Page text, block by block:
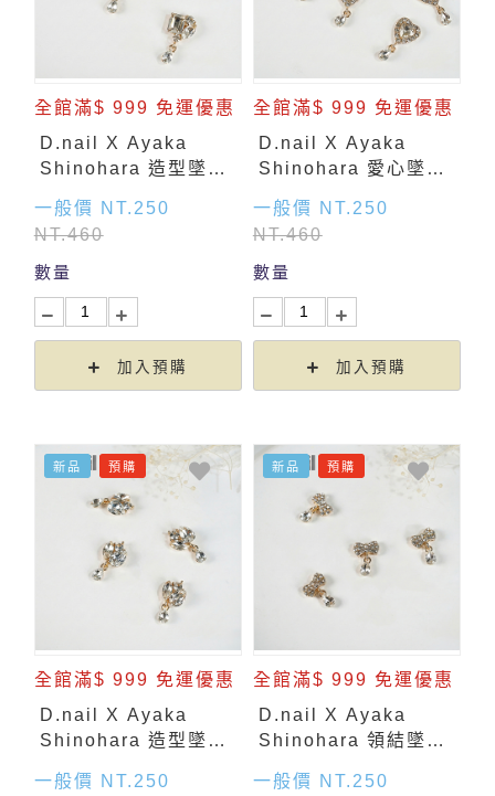
全館滿$ 999 免運優惠
D.nail X Ayaka
Shinohara 造型墜飾-
金色 (2入)
一般價 NT.250
NT.460
數量
加入預購
全館滿$ 999 免運優惠
D.nail X Ayaka
Shinohara 愛心墜飾-
金色 (2入)
一般價 NT.250
NT.460
數量
加入預購
新品 預購
全館滿$ 999 免運優惠
D.nail X Ayaka
Shinohara 造型墜飾-
一般價 NT.250
新品 預購
全館滿$ 999 免運優惠
D.nail X Ayaka
Shinohara 領結墜飾-
一般價 NT.250